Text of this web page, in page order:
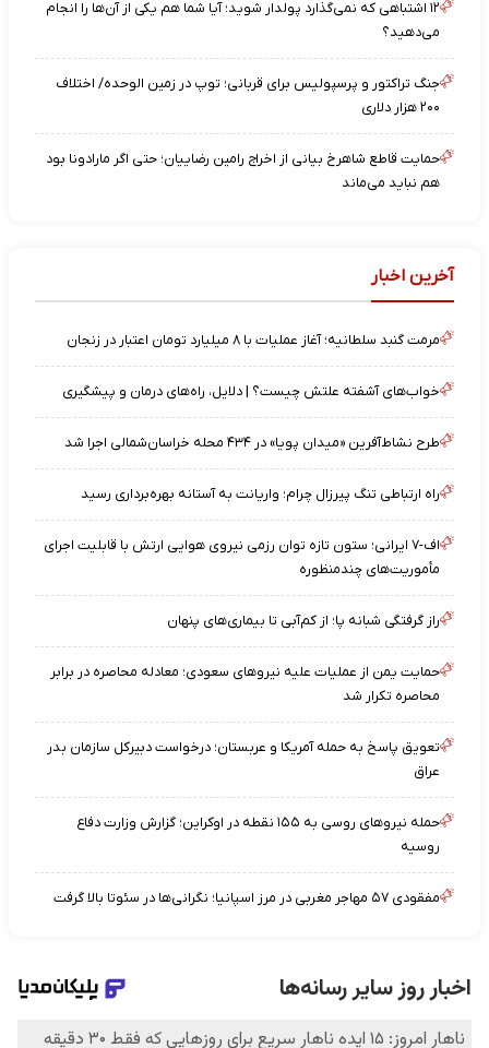
۱۲ اشتباهی که نمی‌گذارد پولدار شوید؛ آیا شما هم یکی از آن‌ها را انجام
می‌دهید؟
جنگ تراکتور و پرسپولیس برای قربانی؛ توپ در زمین الوحده/ اختلاف
۲۰۰ هزار دلاری
حمایت قاطع شاهرخ بیانی از اخراج رامین رضاییان؛ حتی اگر مارادونا بود
هم نباید می‌ماند
آخرین اخبار
مرمت گنبد سلطانیه؛ آغاز عملیات با ۸ میلیارد تومان اعتبار در زنجان
خواب‌های آشفته علتش چیست؟ | دلایل، راه‌های درمان و پیشگیری
طرح نشاط‌آفرین «میدان پویا» در ۴۳۴ محله خراسان‌شمالی اجرا شد
راه ارتباطی تنگ پیرزال چرام؛ واریانت به آستانه بهره‌برداری رسید
اف-۷ ایرانی؛ ستون تازه توان رزمی نیروی هوایی ارتش با قابلیت اجرای
مأموریت‌های چندمنظوره
راز گرفتگی شبانه پا؛ از کم‌آبی تا بیماری‌های پنهان
حمایت یمن از عملیات علیه نیروهای سعودی؛ معادله محاصره در برابر
محاصره تکرار شد
تعویق پاسخ به حمله آمریکا و عربستان؛ درخواست دبیرکل سازمان بدر
عراق
حمله نیروهای روسی به ۱۵۵ نقطه در اوکراین؛ گزارش وزارت دفاع
روسیه
مفقودی ۵۷ مهاجر مغربی در مرز اسپانیا؛ نگرانی‌ها در سئوتا بالا گرفت